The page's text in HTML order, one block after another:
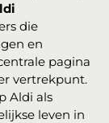
die
en
pagina
vertrekpunt.
Aldi als
leven in